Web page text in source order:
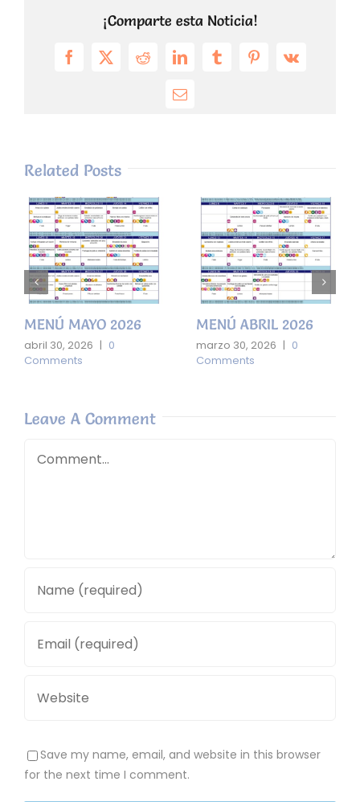
¡Comparte esta Noticia!
Facebook
X RedditLinkedInTumblrPinterest
Vk
Email
Related Posts
MENÚ MAYO 2026
abril 30, 2026 | 0
Comments
MENÚ ABRIL 2026
marzo 30, 2026 | 0
Comments
Leave A Comment
Save my name, email, and website in this browser
for the next time I comment.